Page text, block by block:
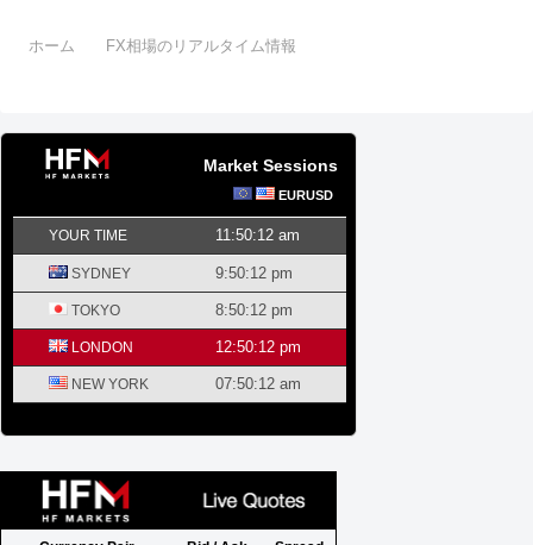
ホーム FX相場のリアルタイム情報
Market Sessions